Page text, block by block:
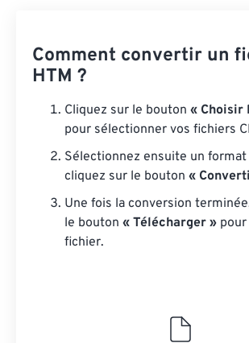
Comment convertir un
HTM ?
Cliquez sur le bouton « Choisir
pour sélectionner vos fichiers
Sélectionnez ensuite un
cliquez sur le bouton «
Une fois la conversion
le bouton « Télécharger »
fichier.